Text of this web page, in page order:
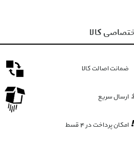
کالا
ضمانت اصالت کالا
ارسال سریع
امکان پرداخت در 4 قسط